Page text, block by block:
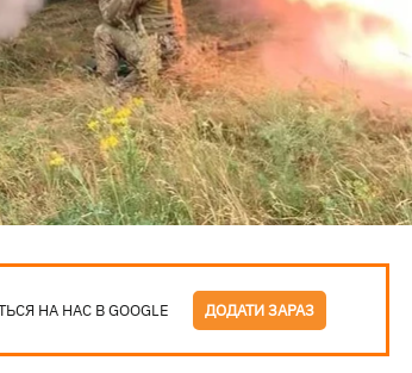
НА НАС В GOOGLE ДОДАТИ ЗАРАЗ